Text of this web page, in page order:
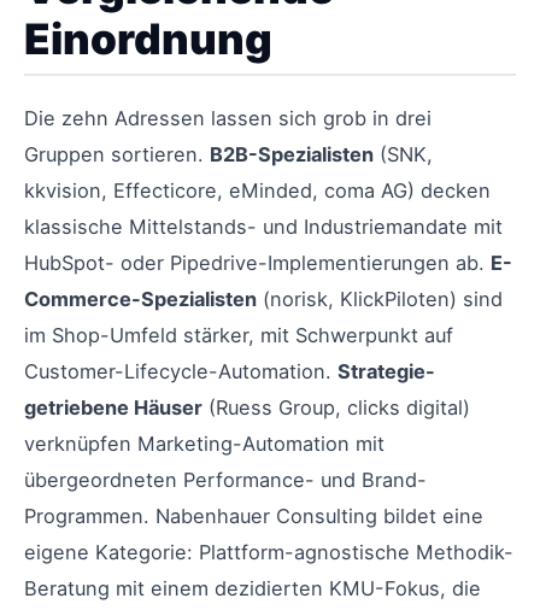
Einordnung
Die zehn Adressen lassen sich grob in drei
Gruppen sortieren. B2B-Spezialisten (SNK,
kkvision, Effecticore, eMinded, coma AG) decken
klassische Mittelstands- und Industriemandate mit
HubSpot- oder Pipedrive-Implementierungen ab. E-
Commerce-Spezialisten (norisk, KlickPiloten) sind
im Shop-Umfeld stärker, mit Schwerpunkt auf
Customer-Lifecycle-Automation. Strategie-
getriebene Häuser (Ruess Group, clicks digital)
verknüpfen Marketing-Automation mit
übergeordneten Performance- und Brand-
Programmen. Nabenhauer Consulting bildet eine
eigene Kategorie: Plattform-agnostische Methodik-
Beratung mit einem dezidierten KMU-Fokus, die